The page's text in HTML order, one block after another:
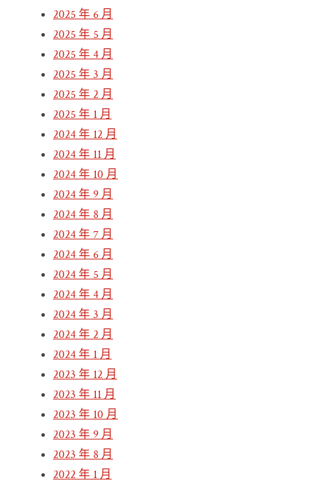
2025 年 6 月
2025 年 5 月
2025 年 4 月
2025 年 3 月
2025 年 2 月
2025 年 1 月
2024 年 12 月
2024 年 11 月
2024 年 10 月
2024 年 9 月
2024 年 8 月
2024 年 7 月
2024 年 6 月
2024 年 5 月
2024 年 4 月
2024 年 3 月
2024 年 2 月
2024 年 1 月
2023 年 12 月
2023 年 11 月
2023 年 10 月
2023 年 9 月
2023 年 8 月
2022 年 1 月